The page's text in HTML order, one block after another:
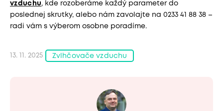
vzduchu, kde rozoberáme každý parameter do
poslednej skrutky, alebo nám zavolajte na 0233 41 88 38 –
radi vám s výberom osobne poradíme.
13. 11. 2025 Zvlhčovače vzduchu